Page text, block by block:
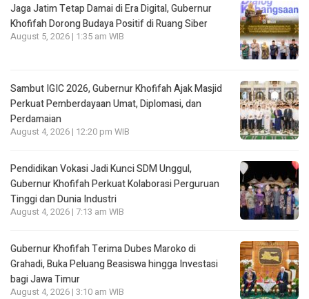
Jaga Jatim Tetap Damai di Era Digital, Gubernur
Khofifah Dorong Budaya Positif di Ruang Siber
August 5, 2026 | 1:35 am WIB
Sambut IGIC 2026, Gubernur Khofifah Ajak Masjid
Perkuat Pemberdayaan Umat, Diplomasi, dan
Perdamaian
August 4, 2026 | 12:20 pm WIB
Pendidikan Vokasi Jadi Kunci SDM Unggul,
Gubernur Khofifah Perkuat Kolaborasi Perguruan
Tinggi dan Dunia Industri
August 4, 2026 | 7:13 am WIB
Gubernur Khofifah Terima Dubes Maroko di
Grahadi, Buka Peluang Beasiswa hingga Investasi
bagi Jawa Timur
August 4, 2026 | 3:10 am WIB